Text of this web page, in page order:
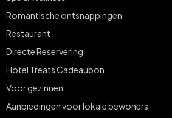
Romantische ontsnappingen
Restaurant
Directe Reservering
Hotel Treats Cadeaubon
Voor gezinnen
Aanbiedingen voor lokale bewoners